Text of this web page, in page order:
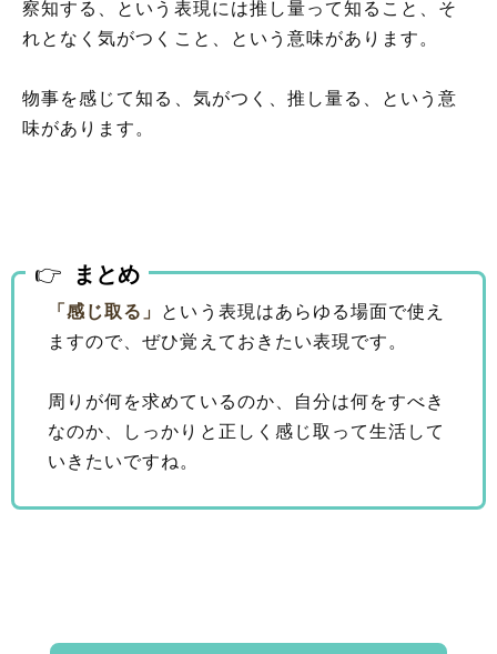
察知する、という表現には推し量って知ること、そ
れとなく気がつくこと、という意味があります。
物事を感じて知る、気がつく、推し量る、という意
味があります。
まとめ
「感じ取る」 という表現はあらゆる場面で使え
ますので、ぜひ覚えておきたい表現です。
周りが何を求めているのか、自分は何をすべき
なのか、しっかりと正しく感じ取って生活して
いきたいですね。